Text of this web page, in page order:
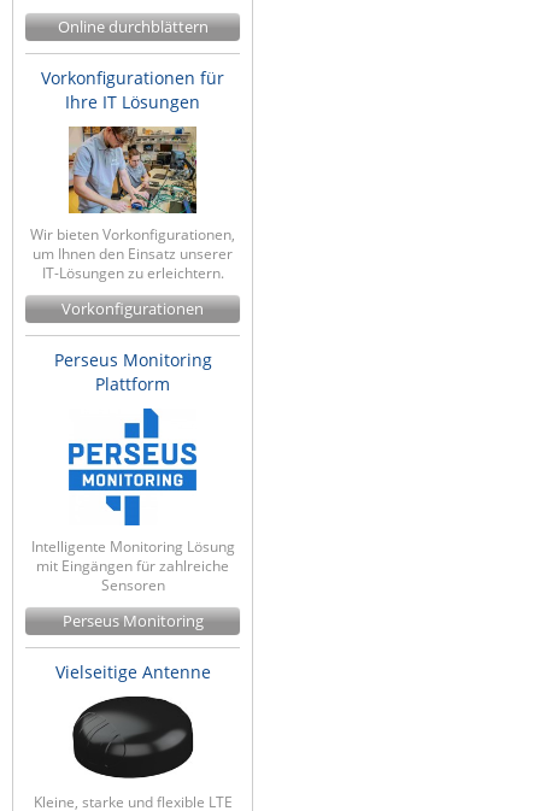
IEC Lock
Ihse
Kerlink
Kramer Electronics
KVM TEC
Legrand
LigoWave
Milesight
Moxa
Panorama Antennas
PatchSee
Power Kingdom
Raritan
Riello UPS
Server Technology
Siretta
SIRIO Antenne
Sunbird
Tactical Software
Online durchblättern
Vorkonfigurationen für
Ihre IT Lösungen
Wir bieten Vorkonfigurationen,
um Ihnen den Einsatz unserer
IT-Lösungen zu erleichtern.
Vorkonfigurationen
Perseus Monitoring
Plattform
Intelligente Monitoring Lösung
mit Eingängen für zahlreiche
Sensoren
Perseus Monitoring
Vielseitige Antenne
Kleine, starke und flexible LTE